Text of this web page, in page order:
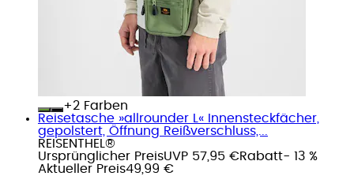
+
Farben
Reisetasche »allrounder L« Innensteckfächer,
gepolstert, Öffnung Reißverschluss,...
REISENTHEL®
Ursprünglicher PreisUVP 57,95 €Rabatt- 13 %
Aktueller Preis49,99 €